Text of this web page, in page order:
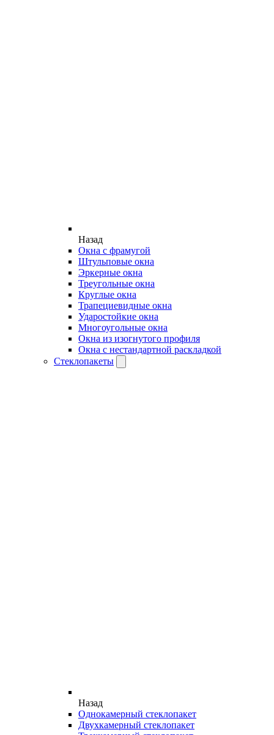
Назад
Окна с фрамугой
Штульповые окна
Эркерные окна
Треугольные окна
Круглые окна
Трапециевидные окна
Ударостойкие окна
Многоугольные окна
Окна из изогнутого профиля
Окна с нестандартной раскладкой
Стеклопакеты
Назад
Однокамерный стеклопакет
Двухкамерный стеклопакет